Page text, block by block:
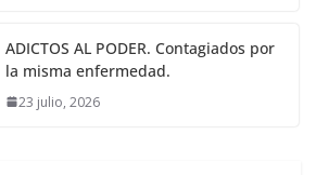
ADICTOS AL PODER. Contagiados por
la misma enfermedad.
23 julio, 2026